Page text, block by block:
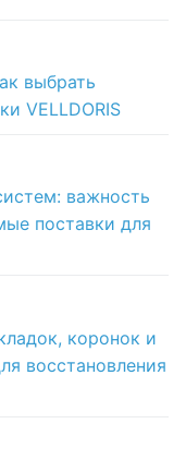
выбрать
VELLDORIS
важность
поставки для
коронок и
восстановления